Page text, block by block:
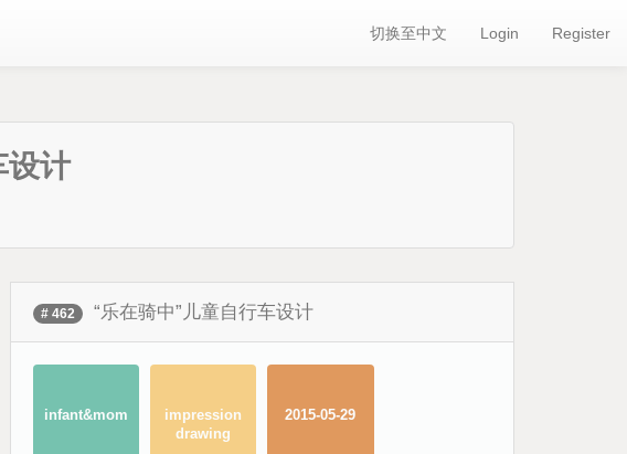
切换至中文 Login Register
设计
# 462 “乐在骑中”儿童自行车设计
infant&mom
impression
drawing
2015-05-29